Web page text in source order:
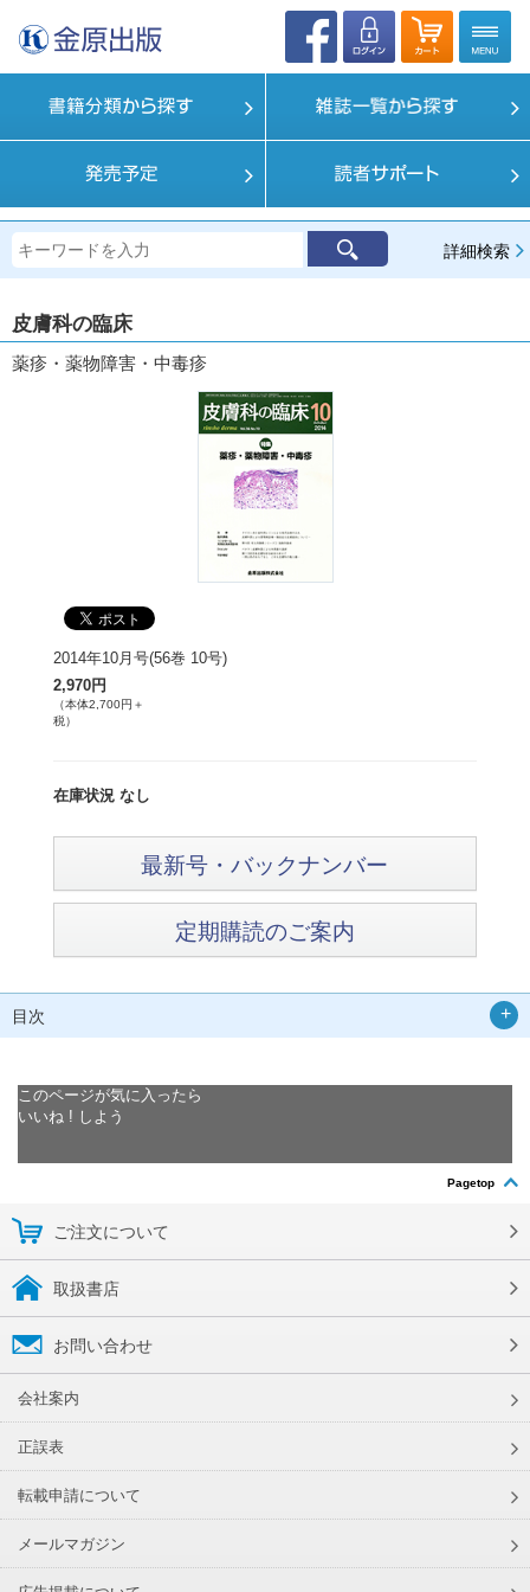
詳細検索
皮膚科の臨床
薬疹・薬物障害・中毒疹
2014年10月号(56巻 10号)
2,970円
（本体2,700円＋
税）
在庫状況 なし
最新号・バックナンバー
定期購読のご案内
目次
このページが気に入ったら
いいね ! しよう
Pagetop
ご注文について
取扱書店
お問い合わせ
会社案内
正誤表
転載申請について
メールマガジン